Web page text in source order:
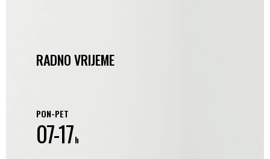
RADNO VRIJEME
PON-PET
07-17h